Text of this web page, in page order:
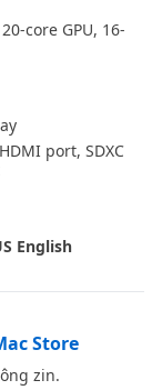
core GPU, 16-
port, SDXC
English
Store
zin.